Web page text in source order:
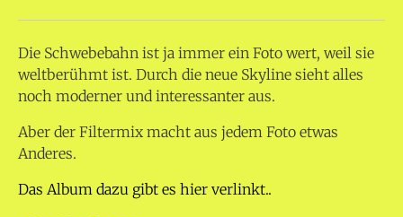
Die Schwebebahn ist ja immer ein Foto wert, weil sie
weltberühmt ist. Durch die neue Skyline sieht alles
noch moderner und interessanter aus.
Aber der Filtermix macht aus jedem Foto etwas
Anderes.
Das Album dazu gibt es hier verlinkt..